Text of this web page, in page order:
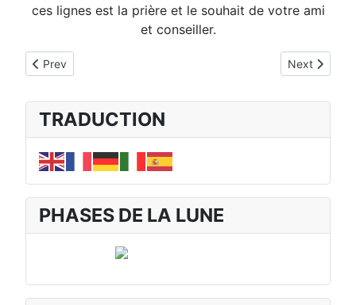
ces lignes est la prière et le souhait de votre ami
et conseiller.
Previous article: La Signification des Initiations
Prev Next article:
Next
TRADUCTION
PHASES DE LA LUNE